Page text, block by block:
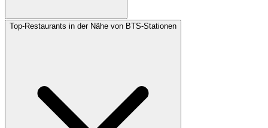
Top-Restaurants in der Nähe von BTS-Stationen